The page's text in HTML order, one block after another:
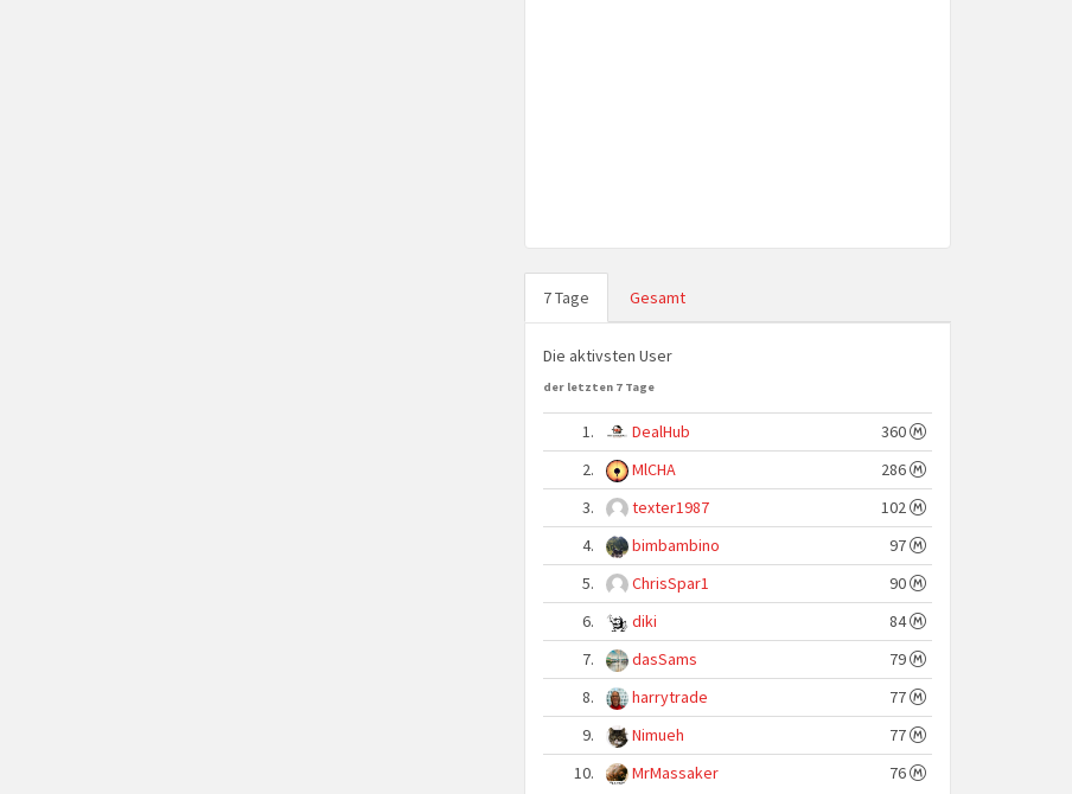
7 Tage Gesamt
Die aktivsten User
der letzten 7 Tage
1. DealHub
360
2.
MlCHA
286
3.
texter1987
102
4.
bimbambino
97
5.
ChrisSpar1
90
6.
diki
84
7.
dasSams
79
8.
harrytrade
77
9.
Nimueh
77
10.
MrMassaker 76